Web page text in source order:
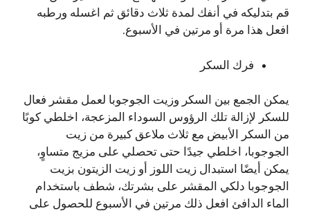
قم بتدليكه في أنفك لمدة ثلاث دقائق ثم اغسله ورطبه
افعل هذا مرة أو مرتين في الأسبوع.
فرك السكر
يمكن الجمع بين السكر وزيت الجوجوبا لعمل مقشر فعال
للسكر لإزالة تلك الرؤوس السوداء المزعجة، اخلطي كوبًا
من السكر الأبيض مع ثلاث ملاعق كبيرة من زيت
الجوجوبا، اخلطي جيدًا حتى تحصلي على مزيج متساوٍ،
يمكن أيضًا استبدال زيت اللوز أو زيت الزيتون بزيت
الجوجوبا دلكي المقشر على بشرتك، شطف باستخدام
الماء الدافئ افعل ذلك مرتين في الأسبوع للحصول على